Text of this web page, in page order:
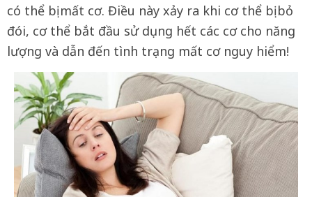
có thể bị mất cơ. Điều này xảy ra khi cơ thể bị bỏ
đói, cơ thể bắt đầu sử dụng hết các cơ cho năng
lượng và dẫn đến tình trạng mất cơ nguy hiểm!